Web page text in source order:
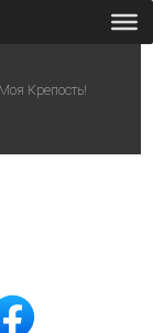
Крепость!